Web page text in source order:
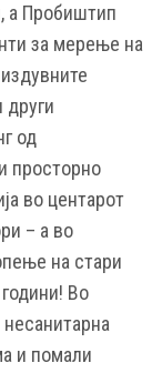
а Пробиштип
за мерење на
други
од
просторно
во центарот
– а во
на стари
Во
и помали